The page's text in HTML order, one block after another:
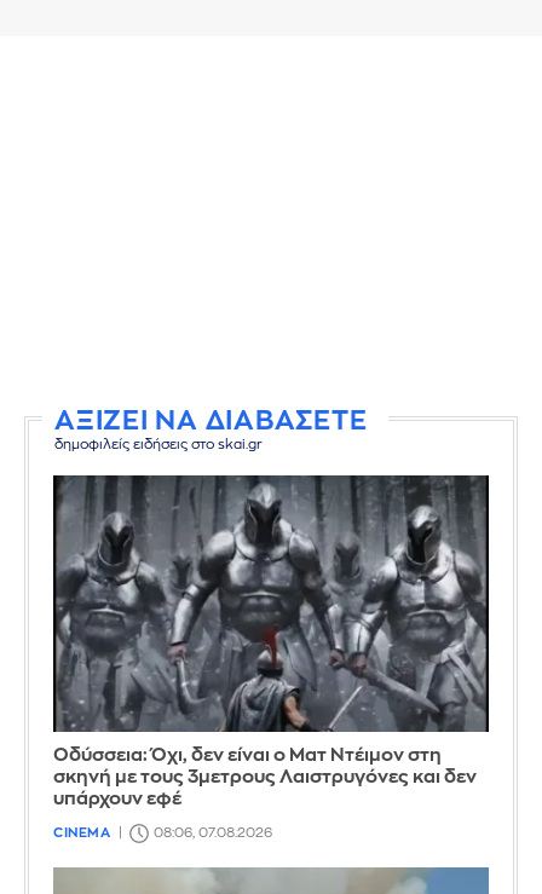
ΑΞΙΖΕΙ ΝΑ ΔΙΑΒΑΣΕΤΕ
δημοφιλείς ειδήσεις στο skai.gr
Οδύσσεια: Όχι, δεν είναι ο Ματ Ντέιμον στη
σκηνή με τους 3μετρους Λαιστρυγόνες και δεν
υπάρχουν εφέ
CINEMA 08:06, 07.08.2026